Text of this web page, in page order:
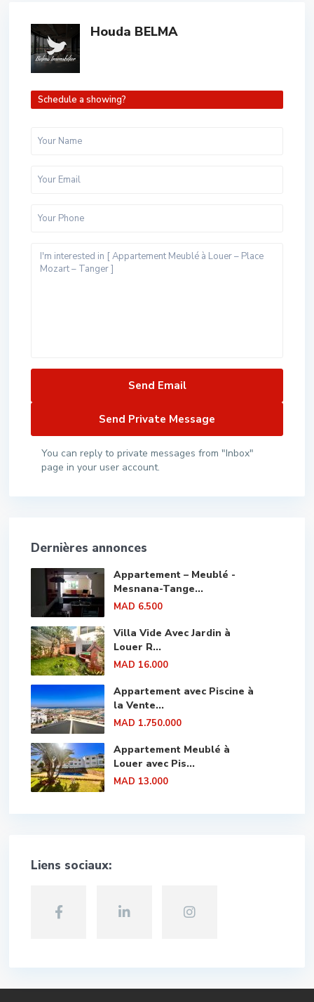
Houda BELMA
Schedule a showing?
You can reply to private messages from "Inbox"
page in your user account.
Dernières annonces
Appartement – Meublé -
Mesnana-Tange...
MAD 6.500
Villa Vide Avec Jardin à
Louer R...
MAD 16.000
Appartement avec Piscine à
la Vente...
MAD 1.750.000
Appartement Meublé à
Louer avec Pis...
MAD 13.000
Liens sociaux: